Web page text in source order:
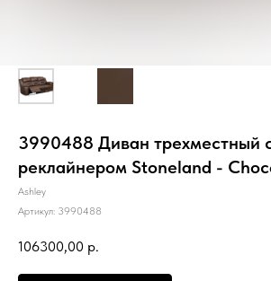
3990488 Диван трехместный
реклайнером Stoneland -
Ashley
Артикул: 3990488
106300,00 р.